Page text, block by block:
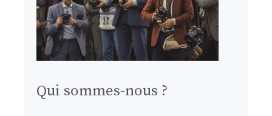
Qui sommes-nous ?